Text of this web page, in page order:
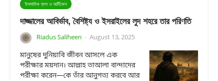
ইসলামিক ব্লগ ও আর্টিকেল
দাজ্জালের আবির্ভাব, বৈশিষ্ট্য ও ইসরাইলের লুদ শহরে তার পরিণতি
Riadus Saliheen · August 13, 2025
মানুষের দুনিয়াবি জীবন আসলে এক
পরীক্ষার ময়দান। আল্লাহ তাআলা বান্দাদের
পরীক্ষা করেন—কে তাঁর আনুগত্য করবে আর